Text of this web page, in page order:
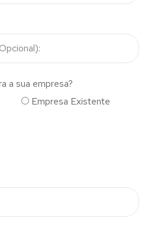
a sua empresa?
Empresa Existente